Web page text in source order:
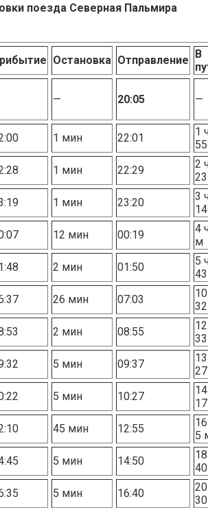
поезда Северная Пальмира
Остановка Отправление В
— 20:05 —
1 мин 22:01
1
1 мин 22:29
2
1 мин 23:20
3
12 мин 00:19
4
м
2 мин 01:50
5
26 мин 07:03
2 мин 08:55
5 мин 09:37
5 мин 10:27
45 мин 12:55
5
5 мин 14:50
5 мин 16:40